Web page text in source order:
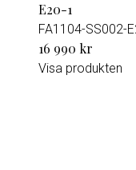
E20-1
FA1104-SS002-
16 990 kr
Visa produkten